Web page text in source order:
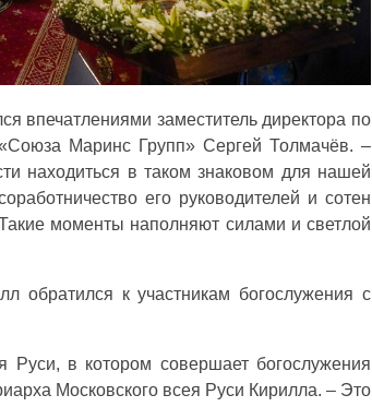
впечатлениями заместитель директора по
Маринс Групп» Сергей Толмачёв. –
находиться в таком знаковом для нашей
его руководителей и сотен
моменты наполняют силами и светлой
обратился к участникам богослужения с
в котором совершает богослужения
Московского всея Руси Кирилла. – Это